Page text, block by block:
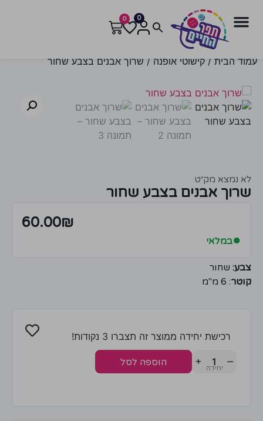
0
0
עמוד הבית / קישוטי אופנה / שרוך אבנים בצבע שחור
לא נמצא מק״ט
שרוך אבנים בצבע שחור
60.00₪
●במלאי
צבע: שחור
קוטר: 6 מ"מ
רכישת יחידה ממוצר זה תצברו 3 נקודות!
−
+ הוספה לסל